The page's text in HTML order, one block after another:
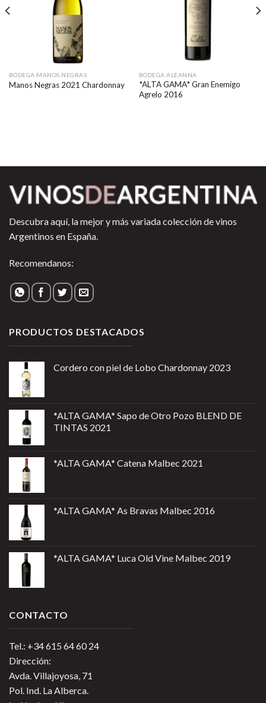
BODEGA MANOS NEGRAS
Manos Negras 2021 Chardonnay
BODEGA ALEANNA
*ALTA GAMA* Gran Enemigo
Agrelo 2016
Descubra aquí, la mejor y más variada colección de vinos
Argentinos en España.
Recomendanos:
PRODUCTOS DESTACADOS
Cordero con piel de Lobo Chardonnay 2023
*ALTA GAMA* Sapo de Otro Pozo BLEND DE
TINTAS 2021
*ALTA GAMA* Catena Malbec 2021
*ALTA GAMA* As Bravas Malbec 2016
*ALTA GAMA* Luca Old Vine Malbec 2019
CONTACTO
Tel.: +34 615 64 60 24
Dirección:
Avda. Villajoyosa, 71
Pol. Ind. La Alberca.